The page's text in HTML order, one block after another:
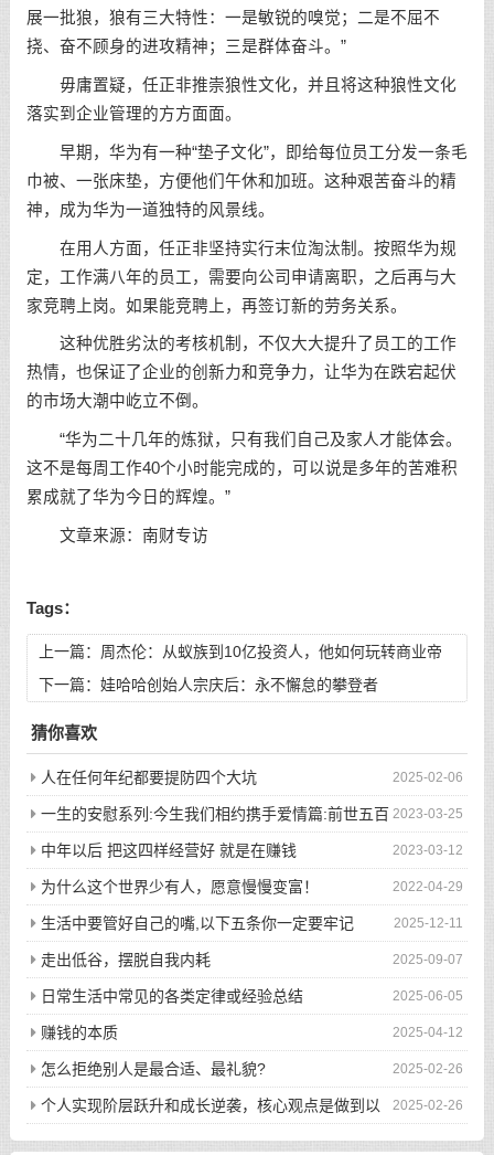
展一批狼，狼有三大特性：一是敏锐的嗅觉；二是不屈不
挠、奋不顾身的进攻精神；三是群体奋斗。”
毋庸置疑，任正非推崇狼性文化，并且将这种狼性文化
落实到企业管理的方方面面。
早期，华为有一种“垫子文化”，即给每位员工分发一条毛
巾被、一张床垫，方便他们午休和加班。这种艰苦奋斗的精
神，成为华为一道独特的风景线。
在用人方面，任正非坚持实行末位淘汰制。按照华为规
定，工作满八年的员工，需要向公司申请离职，之后再与大
家竞聘上岗。如果能竞聘上，再签订新的劳务关系。
这种优胜劣汰的考核机制，不仅大大提升了员工的工作
热情，也保证了企业的创新力和竞争力，让华为在跌宕起伏
的市场大潮中屹立不倒。
“华为二十几年的炼狱，只有我们自己及家人才能体会。
这不是每周工作40个小时能完成的，可以说是多年的苦难积
累成就了华为今日的辉煌。”
文章来源：南财专访
Tags：
上一篇： 周杰伦：从蚁族到10亿投资人，他如何玩转商业帝
国
下一篇： 娃哈哈创始人宗庆后：永不懈怠的攀登者
猜你喜欢
2025-02-06
人在任何年纪都要提防四个大坑
2023-03-25
一生的安慰系列:今生我们相约携手爱情篇:前世五百
次的回眸才换来今生的相遇
2023-03-12
中年以后 把这四样经营好 就是在赚钱
2022-04-29
为什么这个世界少有人，愿意慢慢变富！
2025-12-11
生活中要管好自己的嘴,以下五条你一定要牢记
2025-09-07
走出低谷，摆脱自我内耗
2025-06-05
日常生活中常见的各类定律或经验总结
2025-04-12
赚钱的本质
2025-02-26
怎么拒绝别人是最合适、最礼貌?
2025-02-26
个人实现阶层跃升和成长逆袭，核心观点是做到以
下八件事